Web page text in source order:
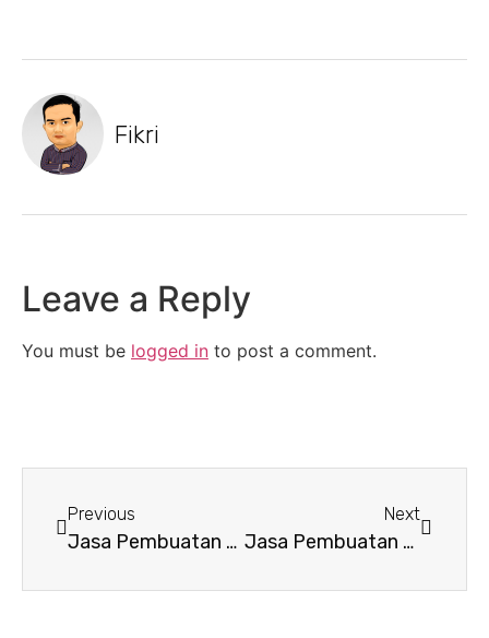
Fikri
Leave a Reply
You must be logged in to post a comment.
Previous
Jasa Pembuatan Website Online Shop Murah, 0857-1920-2880 (CALL-WA)
Next
Jasa Pembuatan Website Online Shop Profesional, 0857-1920-2880 (CALL-WA)